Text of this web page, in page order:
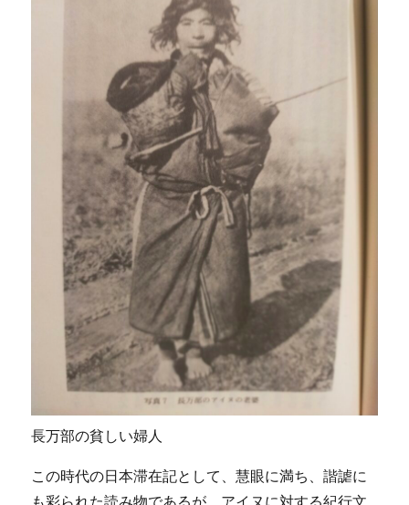
長万部の貧しい婦人
この時代の日本滞在記として、慧眼に満ち、諧謔に
も彩られた読み物であるが、アイヌに対する紀行文